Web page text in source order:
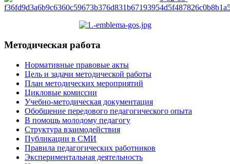
Методическая работа
Нормативные правовые акты
Цель и задачи методической работы
План методических мероприятий
Цикловые комиссии
Учебно-методическая документация
Обобщение передового педагогического опыта
В помощь молодому педагогу
Структура взаимодействия
Публикации в СМИ
Правила педагогических работников
Экспериментальная деятельность